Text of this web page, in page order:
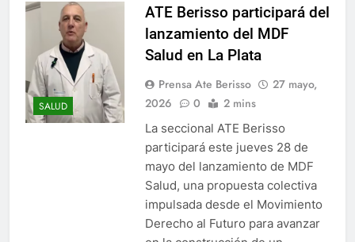
SALUD
ATE Berisso participará del
lanzamiento del MDF
Salud en La Plata
Prensa Ate Berisso
27 mayo,
2026
0 2 mins
La seccional ATE Berisso
participará este jueves 28 de
mayo del lanzamiento de MDF
Salud, una propuesta colectiva
impulsada desde el Movimiento
Derecho al Futuro para avanzar